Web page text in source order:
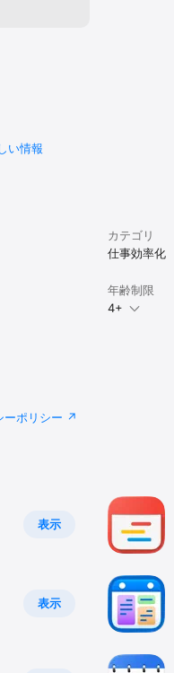
い情報
カテゴリ
仕事効率化
年齢制限
4+
ーポリシー
表示
表示